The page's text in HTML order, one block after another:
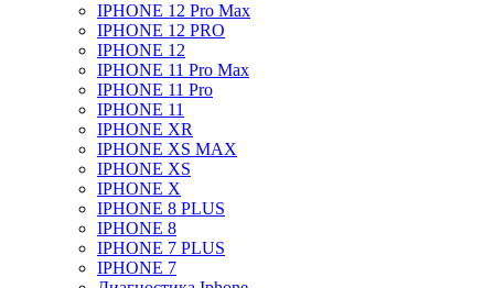
IPHONE 12 Pro Max
IPHONE 12 PRO
IPHONE 12
IPHONE 11 Pro Max
IPHONE 11 Pro
IPHONE 11
IPHONE XR
IPHONE XS MAX
IPHONE XS
IPHONE X
IPHONE 8 PLUS
IPHONE 8
IPHONE 7 PLUS
IPHONE 7